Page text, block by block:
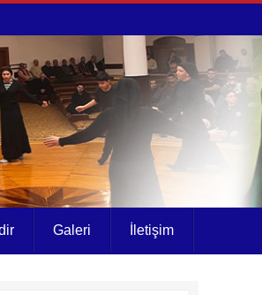
Galeri İletişim